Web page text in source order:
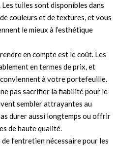
tuiles sont disponibles dans
couleurs et de textures, et vous
le mieux à l’esthétique
en compte est le coût. Les
en termes de prix, et
à votre portefeuille.
pas sacrifier la fiabilité pour le
sembler attrayantes au
durer aussi longtemps ou offrir
de haute qualité.
l’entretien nécessaire pour les